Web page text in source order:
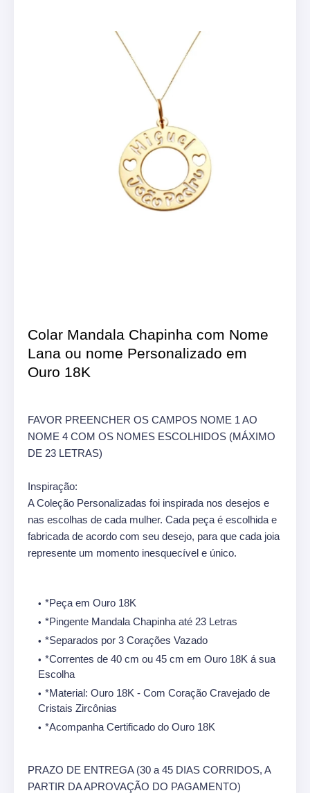
Colar Mandala Chapinha com Nome
Lana ou nome Personalizado em
Ouro 18K
FAVOR PREENCHER OS CAMPOS NOME 1 AO
NOME 4 COM OS NOMES ESCOLHIDOS (MÁXIMO
DE 23 LETRAS)
Inspiração:
A Coleção Personalizadas foi inspirada nos desejos e
nas escolhas de cada mulher. Cada peça é escolhida e
fabricada de acordo com seu desejo, para que cada joia
represente um momento inesquecível e único.
*Peça em Ouro 18K
*Pingente Mandala Chapinha até 23 Letras
*Separados por 3 Corações Vazado
*Correntes de 40 cm ou 45 cm em Ouro 18K á sua
Escolha
*Material: Ouro 18K - Com Coração Cravejado de
Cristais Zircônias
*Acompanha Certificado do Ouro 18K
PRAZO DE ENTREGA (30 a 45 DIAS CORRIDOS, A
PARTIR DA APROVAÇÃO DO PAGAMENTO)